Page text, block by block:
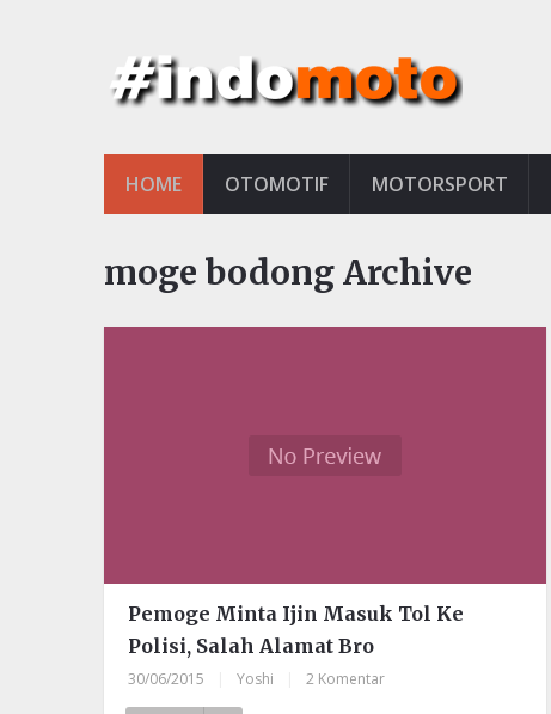
HOME OTOMOTIF MOTORSPORT
moge bodong Archive
Pemoge Minta Ijin Masuk Tol Ke
Polisi, Salah Alamat Bro
30/06/2015 Yoshi 2 Komentar